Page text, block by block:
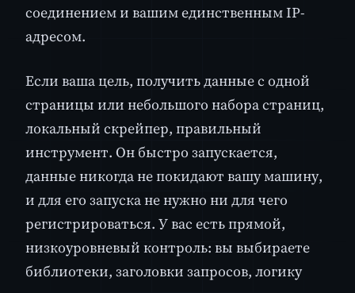
соединением и вашим единственным IP-
адресом.
Если ваша цель, получить данные с одной
страницы или небольшого набора страниц,
локальный скрейпер, правильный
инструмент. Он быстро запускается,
данные никогда не покидают вашу машину,
и для его запуска не нужно ни для чего
регистрироваться. У вас есть прямой,
низкоуровневый контроль: вы выбираете
библиотеки, заголовки запросов, логику